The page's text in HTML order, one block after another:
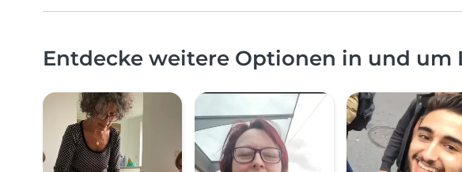
Entdecke weitere Optionen in und um